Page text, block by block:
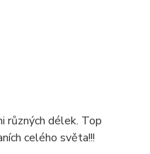
různých délek. Top
celého světa!!!